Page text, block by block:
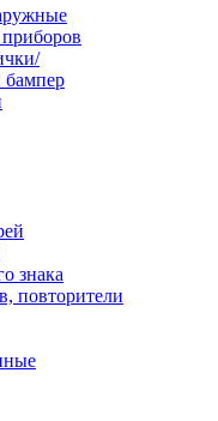
бампер
знака
повторители